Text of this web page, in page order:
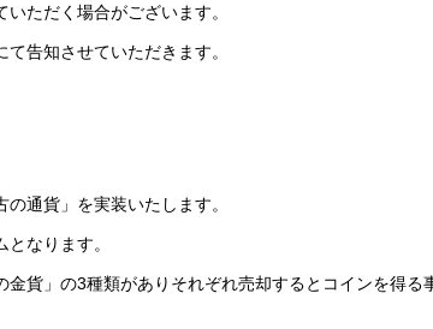
ただく場合がございます。
告知させていただきます。
通貨」を実装いたします。
なります。
貨」の3種類がありそれぞれ売却するとコインを得る